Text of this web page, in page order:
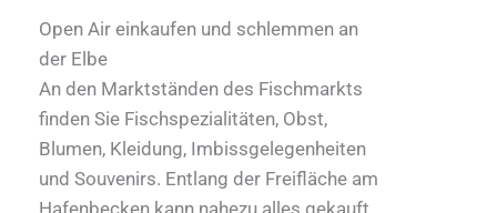
Open Air einkaufen und schlemmen an
der Elbe
An den Marktständen des Fischmarkts
finden Sie Fischspezialitäten, Obst,
Blumen, Kleidung, Imbissgelegenheiten
und Souvenirs. Entlang der Freifläche am
Hafenbecken kann nahezu alles gekauft